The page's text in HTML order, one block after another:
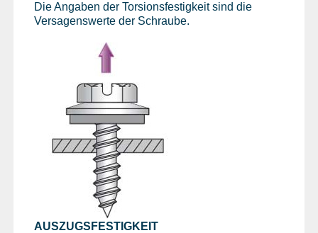
Die Angaben der Torsionsfestigkeit sind die
Versagenswerte der Schraube.
AUSZUGSFESTIGKEIT